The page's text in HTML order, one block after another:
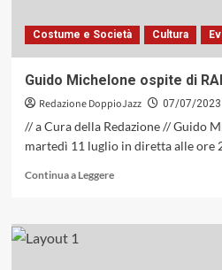
no-
Costume e Società Cultura
Guido Michelone ospite di
Redazione DoppioJazz 07/07/2023
// a Cura della Redazione // Guido
martedì 11 luglio in diretta alle ore
Continua a LeggereLeggi
su